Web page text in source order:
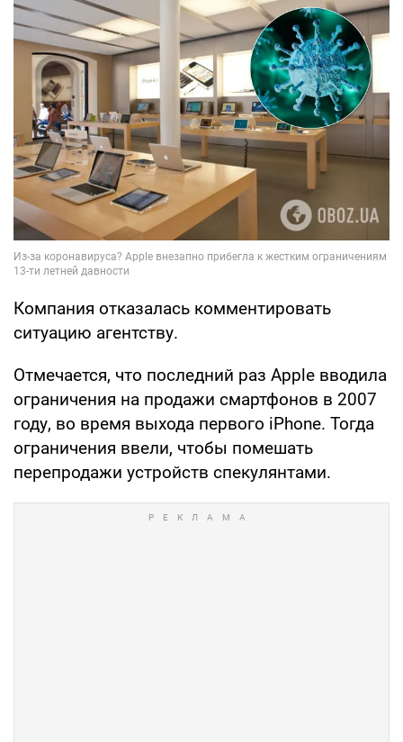
Компания отказалась комментировать
ситуацию агентству.
Отмечается, что последний раз Apple вводила
ограничения на продажи смартфонов в 2007
году, во время выхода первого iPhone. Тогда
ограничения ввели, чтобы помешать
перепродажи устройств спекулянтами.